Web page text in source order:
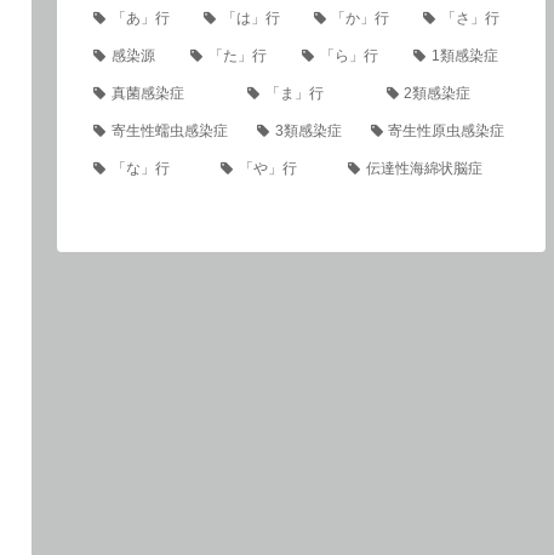
「あ」行 「は」行 「か」行 「さ」行
感染源 「た」行 「ら」行 1類感染症
真菌感染症 「ま」行 2類感染症
寄生性蠕虫感染症 3類感染症 寄生性原虫感染症
「な」行 「や」行 伝達性海綿状脳症